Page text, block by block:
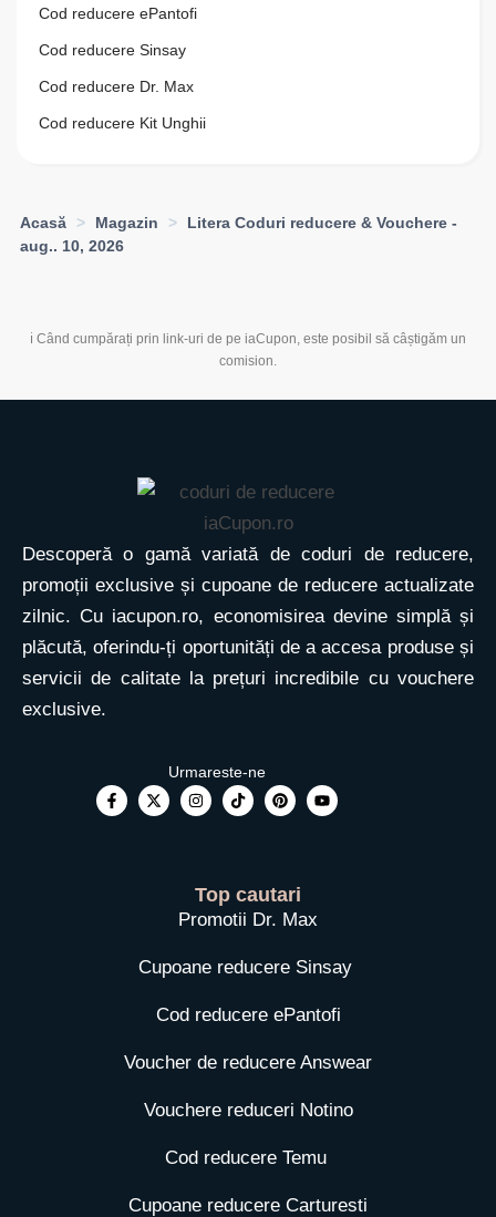
Cod reducere ePantofi
Cod reducere Sinsay
Cod reducere Dr. Max
Cod reducere Kit Unghii
Acasă > Magazin >
Litera Coduri reducere & Vouchere -
aug.. 10, 2026
ℹ️ Când cumpărați prin link-uri de pe iaCupon, este posibil să câștigăm un
comision.
Descoperă o gamă variată de coduri de reducere,
promoții exclusive și cupoane de reducere actualizate
zilnic. Cu iacupon.ro, economisirea devine simplă și
plăcută, oferindu-ți oportunități de a accesa produse și
servicii de calitate la prețuri incredibile cu vouchere
exclusive.
Top cautari
Promotii Dr. Max
Cupoane reducere Sinsay
Cod reducere ePantofi
Voucher de reducere Answear
Vouchere reduceri Notino
Cod reducere Temu
Cupoane reducere Carturesti